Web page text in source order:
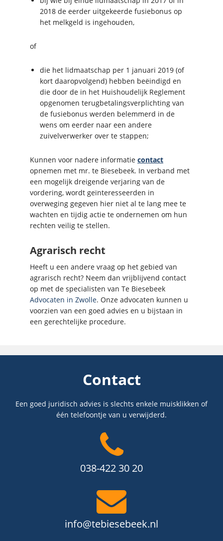
2018 de eerder uitgekeerde fusiebonus op
het melkgeld is ingehouden,
of
die het lidmaatschap per 1 januari 2019 (of
kort daaropvolgend) hebben beëindigd en
die door de in het Huishoudelijk Reglement
opgenomen terugbetalingsverplichting van
de fusiebonus werden belemmerd in de
wens om eerder naar een andere
zuivelverwerker over te stappen;
Kunnen voor nadere informatie contact
opnemen met mr. te Biesebeek. In verband met
een mogelijk dreigende verjaring van de
vordering, wordt geïnteresseerden in
overweging gegeven hier niet al te lang mee te
wachten en tijdig actie te ondernemen om hun
rechten veilig te stellen.
Agrarisch recht
Heeft u een andere vraag op het gebied van
agrarisch recht? Neem dan vrijblijvend contact
op met de specialisten van Te Biesebeek
Advocaten in Zwolle. Onze advocaten kunnen u
voorzien van een goed advies en u bijstaan in
een gerechtelijke procedure.
Contact
Een goed juridisch advies is slechts enkele muisklikken of
één telefoontje van u verwijderd.
038-422 30 20
info@tebiesebeek.nl